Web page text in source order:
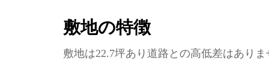
敷地の特徴
敷地は22.7坪あり道路との高低差はあり